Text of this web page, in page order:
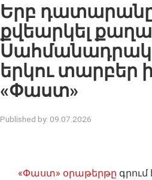
Երբ դատարանը
քվեարկել
երկու տարբեր
«Փաստ»
Published by: 09.07.2026
«Փաստ» օրաթերթը գրում